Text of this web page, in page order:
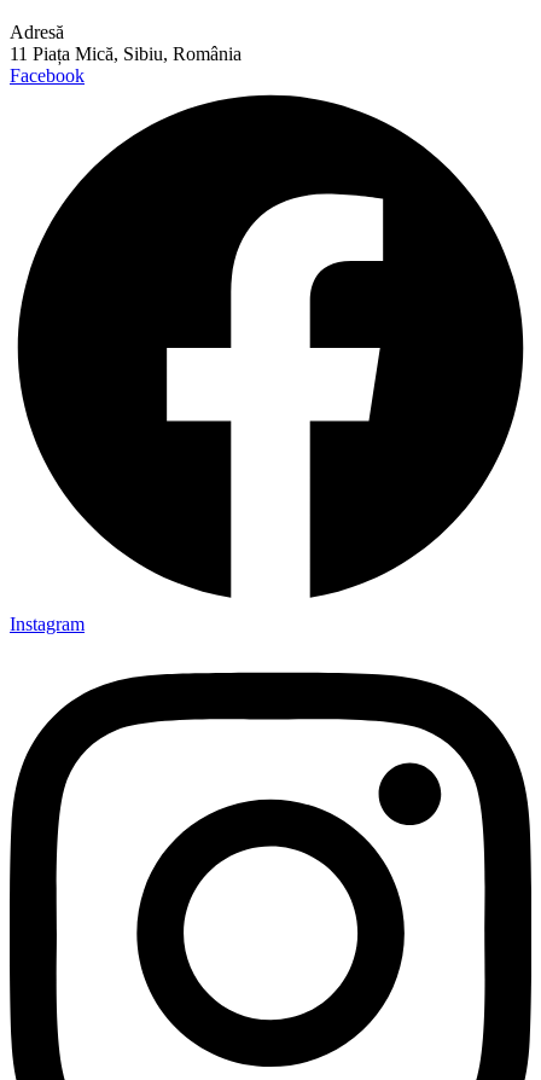
Adresă
11 Piața Mică, Sibiu, România
Facebook
Instagram